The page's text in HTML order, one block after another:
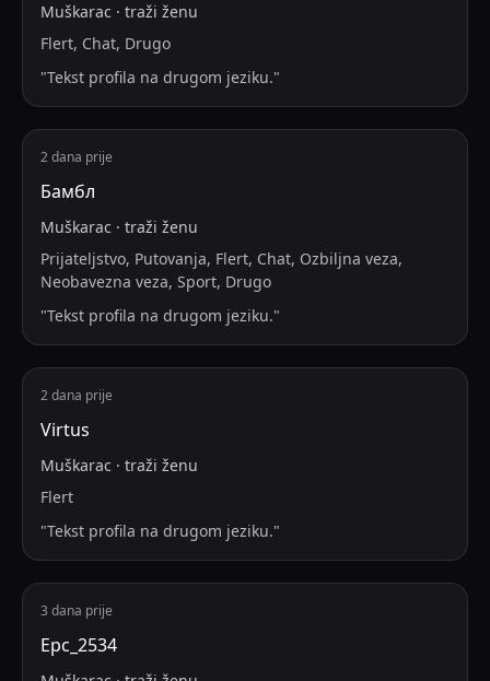
Muškarac · traži ženu
Flert, Chat, Drugo
"Tekst profila na drugom jeziku."
2 dana prije
Бамбл
Muškarac · traži ženu
Prijateljstvo, Putovanja, Flert, Chat, Ozbiljna veza,
Neobavezna veza, Sport, Drugo
"Tekst profila na drugom jeziku."
2 dana prije
Virtus
Muškarac · traži ženu
Flert
"Tekst profila na drugom jeziku."
3 dana prije
Ерс_2534